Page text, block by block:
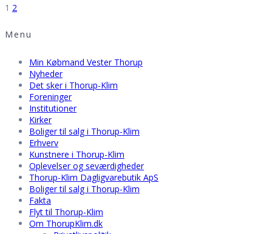
Navigation
til
indlæg
Side
1 Side
2
Menu
Min Købmand Vester Thorup
Nyheder
Det sker i Thorup-Klim
Foreninger
Institutioner
Kirker
Boliger til salg i Thorup-Klim
Erhverv
Kunstnere i Thorup-Klim
Oplevelser og seværdigheder
Thorup-Klim Dagligvarebutik ApS
Boliger til salg i Thorup-Klim
Fakta
Flyt til Thorup-Klim
Om ThorupKlim.dk